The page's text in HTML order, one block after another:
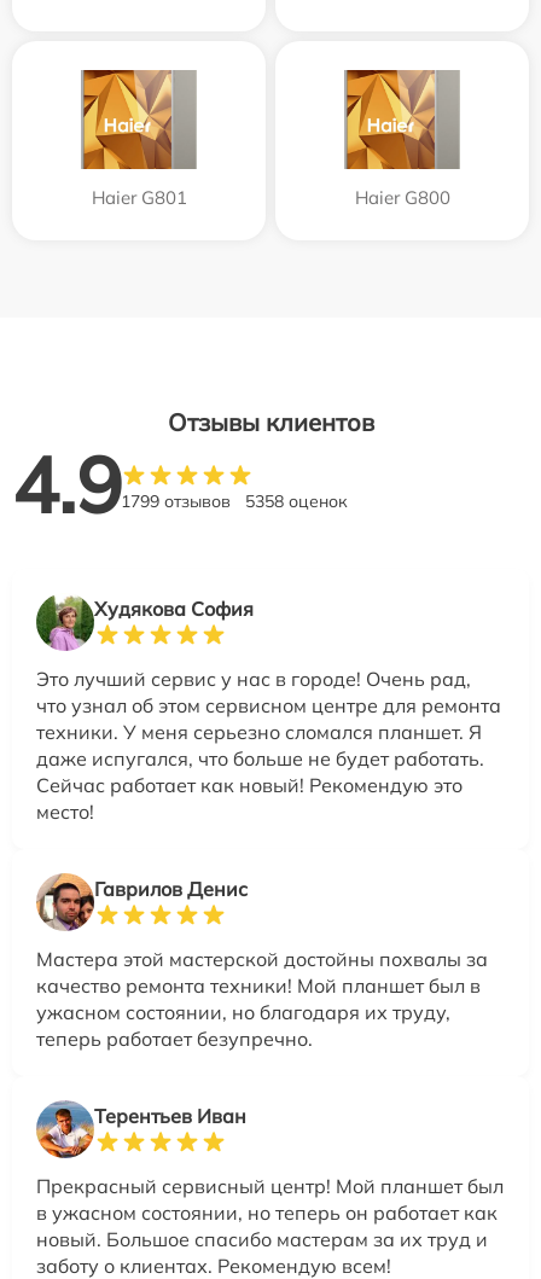
Haier G801 Haier G800
Отзывы клиентов
4.91799 отзывов 5358 оценок
Худякова София
Это лучший сервис у нас в городе! Очень рад,
что узнал об этом сервисном центре для ремонта
техники. У меня серьезно сломался планшет. Я
даже испугался, что больше не будет работать.
Сейчас работает как новый! Рекомендую это
место!
Гаврилов Денис
Мастера этой мастерской достойны похвалы за
качество ремонта техники! Мой планшет был в
ужасном состоянии, но благодаря их труду,
теперь работает безупречно.
Терентьев Иван
Прекрасный сервисный центр! Мой планшет был
в ужасном состоянии, но теперь он работает как
новый. Большое спасибо мастерам за их труд и
заботу о клиентах. Рекомендую всем!